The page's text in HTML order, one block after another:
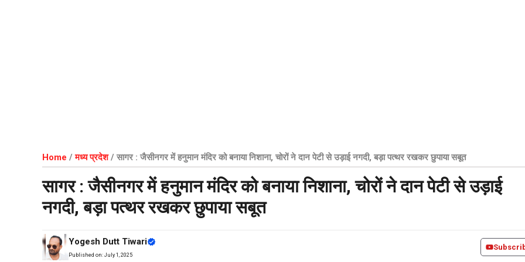
Home /मध्य प्रदेश/ सागर : जैसीनगर में हनुमान मंदिर को बनाया निशाना, चोरों ने दान पेटी से उड़ाई नगदी, बड़ा पत्थर रखकर छुपाया सबूत
सागर : जैसीनगर में हनुमान मंदिर को बनाया निशाना, चोरों ने दान पेटी से उड़ाई
नगदी, बड़ा पत्थर रखकर छुपाया सबूत
Yogesh Dutt Tiwari
Published on: July 1, 2025